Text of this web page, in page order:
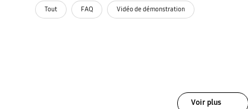
Tout FAQ Vidéo de démonstration
Voir plus